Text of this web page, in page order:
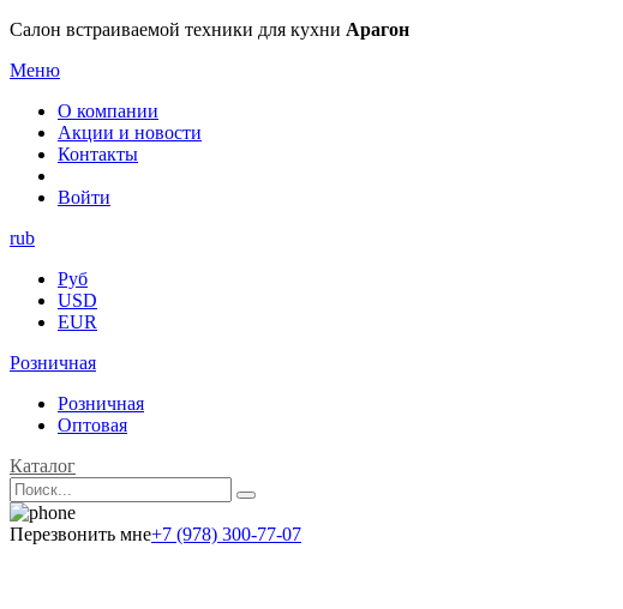
Салон встраиваемой техники для кухни Арагон
Меню
О компании
Акции и новости
Контакты
Войти
rub
Руб
USD
EUR
Розничная
Розничная
Оптовая
Каталог
Перезвонить мне+7 (978) 300-77-07